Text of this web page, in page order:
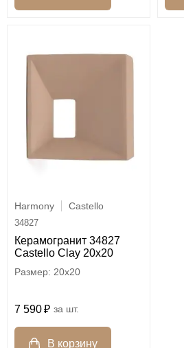
Harmony Castello
34827
Керамогранит 34827
Castello Clay 20x20
20x20
7 590 шт.